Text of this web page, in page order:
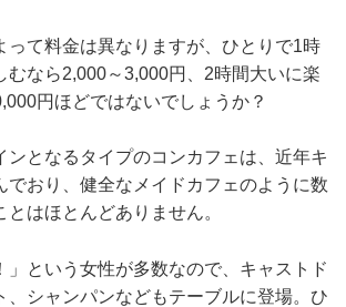
って料金は異なりますが、ひとりで1時
むなら2,000～3,000円、2時間大いに楽
円ほどではないでしょうか？
ンとなるタイプのコンカフェは、近年キ
でおり、健全なメイドカフェのように数
はほとんどありません。
」という女性が多数なので、キャストド
、シャンパンなどもテーブルに登場。ひ